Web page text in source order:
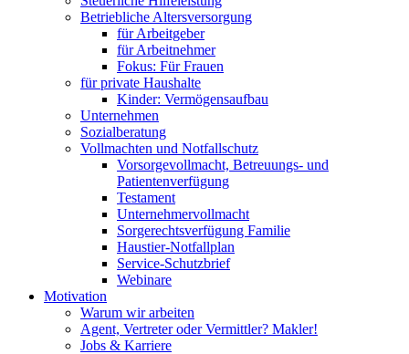
Betriebliche Altersversorgung
für Arbeitgeber
für Arbeitnehmer
Fokus: Für Frauen
für private Haushalte
Kinder: Vermögensaufbau
Unternehmen
Sozialberatung
Vollmachten und Notfallschutz
Vorsorgevollmacht, Betreuungs- und
Patientenverfügung
Testament
Unternehmer­vollmacht
Sorgerechtsverfügung Familie
Haustier-Notfallplan
Service-Schutzbrief
Webinare
Motivation
Warum wir arbeiten
Agent, Vertreter oder Vermittler? Makler!
Jobs & Karriere